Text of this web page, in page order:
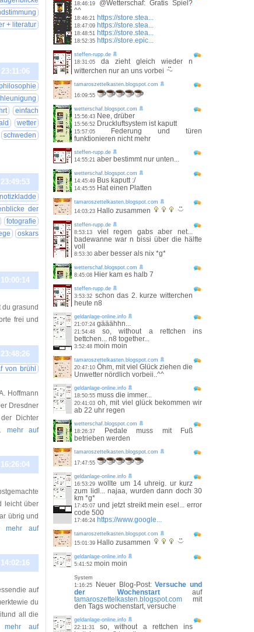
+ literatur
einfach
wetter
schweden
notizkladde
der
fotografie
oskars
grasund
frei und
von brühl
Hoffmann
Dresdner
Dichter
mehr auf
leicht über
übrig und
mehr auf
auf
du
all die
mehr auf
18:46:19 @Wetterschaf: Gratis Spiel?
^^
18:46:21 https://store.stea...
18:47:09 https://store.stea...
18:48:51 https://store.stea...
18:52:35 https://store.epic...
steffen-rupp.de
18:31:05 da zieht gleich wieder n
witterchen nur an uns vorbei
tamaroszettelkasten.blogspot.com
16:09:55
wetterschaf.blogspot.com
15:56:43 Nee, drüber
15:56:52 Druckluftsystem ist kaputt
15:57:05
Federung und türen
funktionieren nicht mehr
steffen-rupp.de
14:55:21 aber bestimmt nur unten...
wetterschaf.blogspot.com
14:45:49 Bus kaputt :/
14:45:55 Hat einen Platten
tamaroszettelkasten.blogspot.com
14:03:23 Hallo zusammen
steffen-rupp.de
8:53:13 viel regen gabs aber net...
badewanne war n bissi über die hälfte
voll
8:53:30 aber besser als nix *g*
wetterschaf.blogspot.com
8:45:08 Hier kam es halb 7
steffen-rupp.de
3:53:32 schon das 2. kurze witterchen
heute n8
geldanlage-online.info
21:07:24 gääähhn...
21:54:48so, without a rettchen ins
bettchen... n8 together...
3:52:48 moin moin
tamaroszettelkasten.blogspot.com
20:47:10 Öhm, mit viel Glück ziehen die
Unwetter nördlich vorbeii..^^
geldanlage-online.info
18:50:55 muss die immer...
20:41:03oh, mit viel glück bekommen wir
ab 22 uhr regen
wetterschaf.blogspot.com
18:26:37
Pedale muss mit Fuß
betrieben werden
tamaroszettelkasten.blogspot.com
17:47:55
geldanlage-online.info
16:53:29wollte um 14 uhreig. ur kurz
zum lidl... najaa, wurden dann doch 30
km *g*
17:45:07 und jetzt streikt mein esel... error
code 500
17:46:24 https://www.google...
tamaroszettelkasten.blogspot.com
15:01:39 Hallo zusammen
geldanlage-online.info
5:41:52 moin moin
System
1:16:25
Neuer Blog-Post:Versuche und
der Wochenstart auf
tamaroszettelkasten.blogspot.com mit
den Tags wochenstart, versuche
geldanlage-online.info
22:11:31so, without a rettchen ins